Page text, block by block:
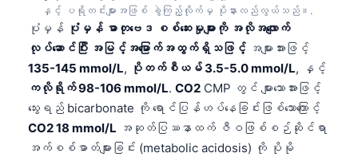
နှင့် ပရိုတင်းများအဖြစ် ခွဲကြည့်လိုက်မှ ပိုနားလည်လွယ်သည်။.
ပုံမှန် ပုံမှန် ဓာတုဗေဒ စစ်ဆေးမှုများကို အလိုအလျောက်
လုပ်ဆောင်ပြီး အမြင့်အမြောက်အထွက်ရှိသဖြင့် အများအားဖြင့်
135-145 mmol/L, ပိုတက်စီယမ် 3.5-5.0 mmol/L, နှင့်
ကလိုရိုက် 98-106 mmol/L. CO2 CMP တွင် များသောအားဖြင့်
သွေးရည် bicarbonate ကို ရောင်ပြန်ဟပ်နေခြင်းဖြစ်သောကြောင့်
CO2 18 mmol/L အဆုတ်ပြဿနာထက် ဇီဝဖြစ်စဉ်ဆိုင်ရာ
အက်စစ်ဓာတ်များခြင်း (metabolic acidosis) ကို ပိုမို